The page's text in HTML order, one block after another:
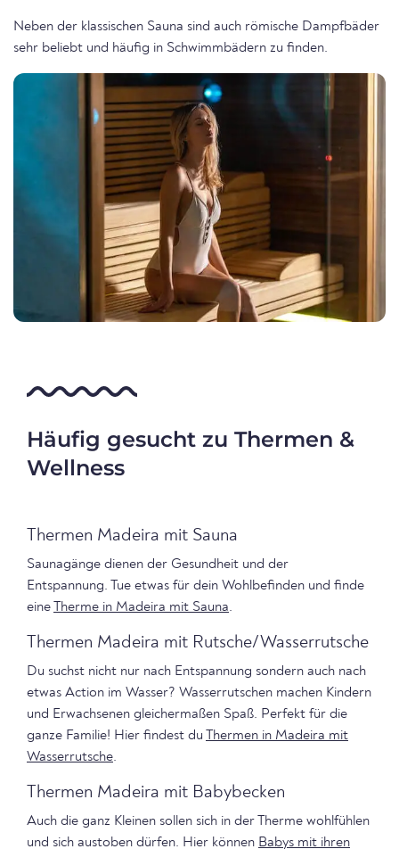
Neben der klassischen Sauna sind auch römische Dampfbäder
sehr beliebt und häufig in Schwimmbädern zu finden.
Häufig gesucht zu Thermen &
Wellness
Thermen Madeira mit Sauna
Saunagänge dienen der Gesundheit und der
Entspannung. Tue etwas für dein Wohlbefinden und finde
eine
Therme in Madeira mit Sauna.
Thermen Madeira mit Rutsche/Wasserrutsche
Du suchst nicht nur nach Entspannung sondern auch nach
etwas Action im Wasser? Wasserrutschen machen Kindern
und Erwachsenen gleichermaßen Spaß. Perfekt für die
ganze Familie! Hier findest du
Thermen in Madeira mit
Wasserrutsche.
Thermen Madeira mit Babybecken
Auch die ganz Kleinen sollen sich in der Therme wohlfühlen
und sich austoben dürfen. Hier können Babys mit ihren